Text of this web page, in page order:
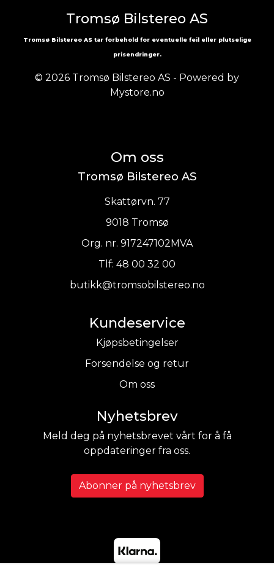
Tromsø Bilstereo AS
Tromsø Bilstereo AS tar forbehold for eventuelle feil eller plutselige
prisendringer.
© 2026 Tromsø Bilstereo AS - Powered by
Mystore.no
Om oss
Tromsø Bilstereo AS
Skattørvn. 77
9018 Tromsø
Org. nr. 917247102MVA
Tlf: 48 00 32 00
butikk@tromsobilstereo.no
Kundeservice
Kjøpsbetingelser
Forsendelse og retur
Om oss
Nyhetsbrev
Meld deg på nyhetsbrevet vårt for å få
oppdateringer fra oss.
Abonner på nyhetsbrev